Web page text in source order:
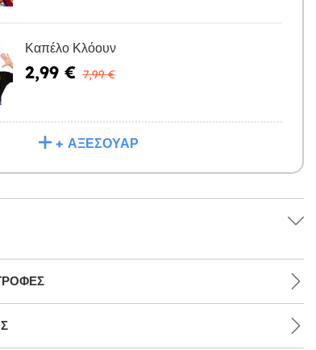
Καπέλο Κλόουν
2,99 € 7,99 €
+ ΑΞΕΣΟΥΆΡ